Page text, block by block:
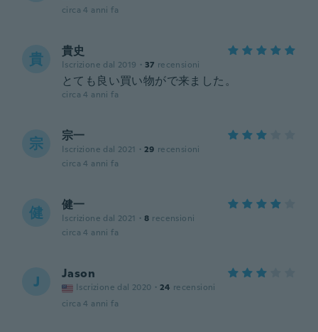
circa 4 anni fa
貴 貴史
Iscrizione dal 2019 · 37 recensioni
とても良い買い物がで来ました。
circa 4 anni fa
宗 宗一
Iscrizione dal 2021 · 29 recensioni
circa 4 anni fa
健 健一
Iscrizione dal 2021 · 8 recensioni
circa 4 anni fa
J Jason
Iscrizione dal 2020 · 24 recensioni
circa 4 anni fa